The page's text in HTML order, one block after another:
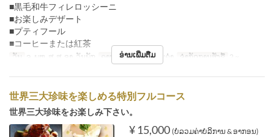
■黒毛和牛フィレロッシーニ
■お楽しみデザート
■プティフール
■コーヒーまたは紅茶
ວັນ ຈ, ພຫ, ສູ, ສ, ອາ, ວັນພັກ ຄາບອາຫານ ອາຫານຄ່ຳ ຈຳກັດການສັ່ງຊື້ 2 ~
ອ່ານເພີ່ມຕື່ມ
世界三大珍味を楽しめる特別フルコース
世界三大珍味をお楽しみ下さい。
¥ 15,000 (ບໍ່ລວມຄ່າບໍລິການ & ອາກອນ)